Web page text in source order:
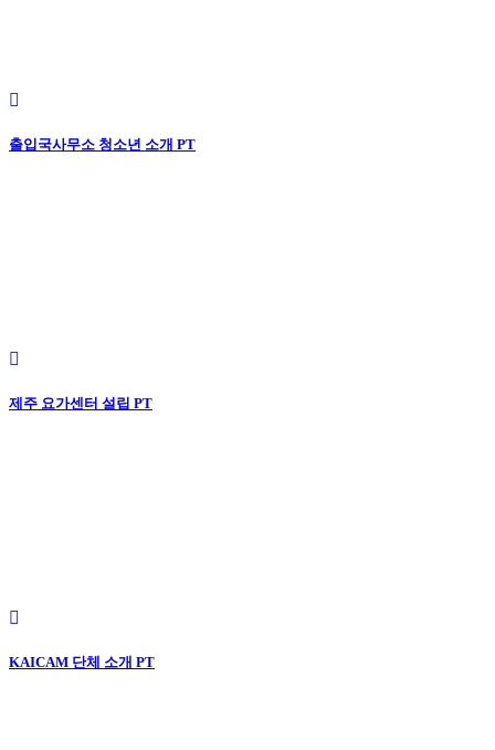
출입국사무소 청소년 소개 PT
제주 요가센터 설립 PT
KAICAM 단체 소개 PT